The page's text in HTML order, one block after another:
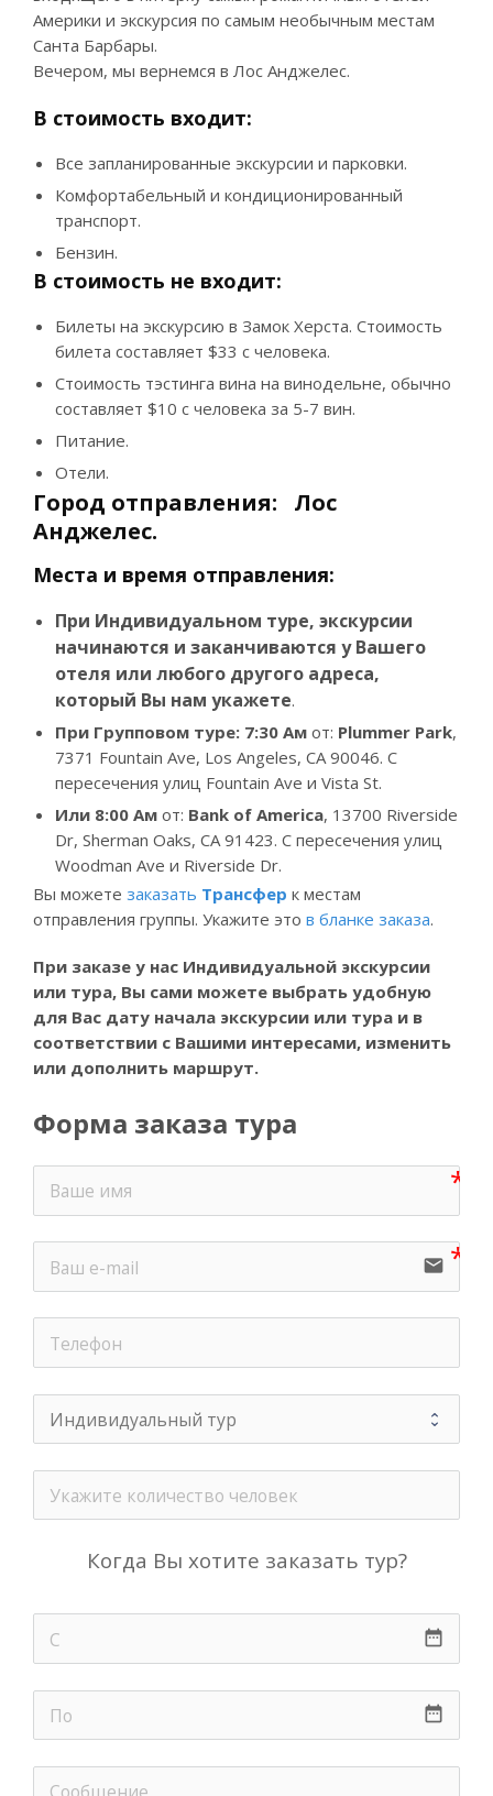
Америки и экскурсия по самым необычным местам
Санта Барбары.
Вечером, мы вернемся в Лос Анджелес.
В стоимость входит:
Все запланированные экскурсии и парковки.
Комфортабельный и кондиционированный
транспорт.
Бензин.
В стоимость не входит:
Билеты на экскурсию в Замок Херста. Стоимость
билета составляет $33 с человека.
Стоимость тэстинга вина на винодельне, обычно
составляет $10 с человека за 5-7 вин.
Питание.
Отели.
Город отправления: Лос
Анджелес.
Места и время отправления:
При Индивидуальном туре, экскурсии
начинаются и заканчиваются у Вашего
отеля или любого другого адреса,
который Вы нам укажете.
При Групповом туре: 7:30 Ам от: Plummer Park,
7371 Fountain Ave, Los Angeles, CA 90046. С
пересечения улиц Fountain Ave и Vista St.
Или 8:00 Ам от: Bank of America, 13700 Riverside
Dr, Sherman Oaks, CA 91423. С пересечения улиц
Woodman Ave и Riverside Dr.
Вы можете заказать Трансфер к местам
отправления группы. Укажите это в бланке заказа.
При заказе у нас Индивидуальной экскурсии
или тура, Вы сами можете выбрать удобную
для Вас дату начала экскурсии или тура и в
соответствии с Вашими интересами, изменить
или дополнить маршрут.
Форма заказа тура
email
Когда Вы хотите заказать тур?
date_range
date_range